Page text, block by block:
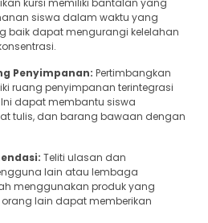
siswa dalam waktu yang
baik dapat mengurangi kelelahan
Penyimpanan: Pertimbangkan
ruang penyimpanan terintegrasi
dapat membantu siswa
tulis, dan barang bawaan dengan
Teliti ulasan dan
lain atau lembaga
menggunakan produk yang
lain dapat memberikan